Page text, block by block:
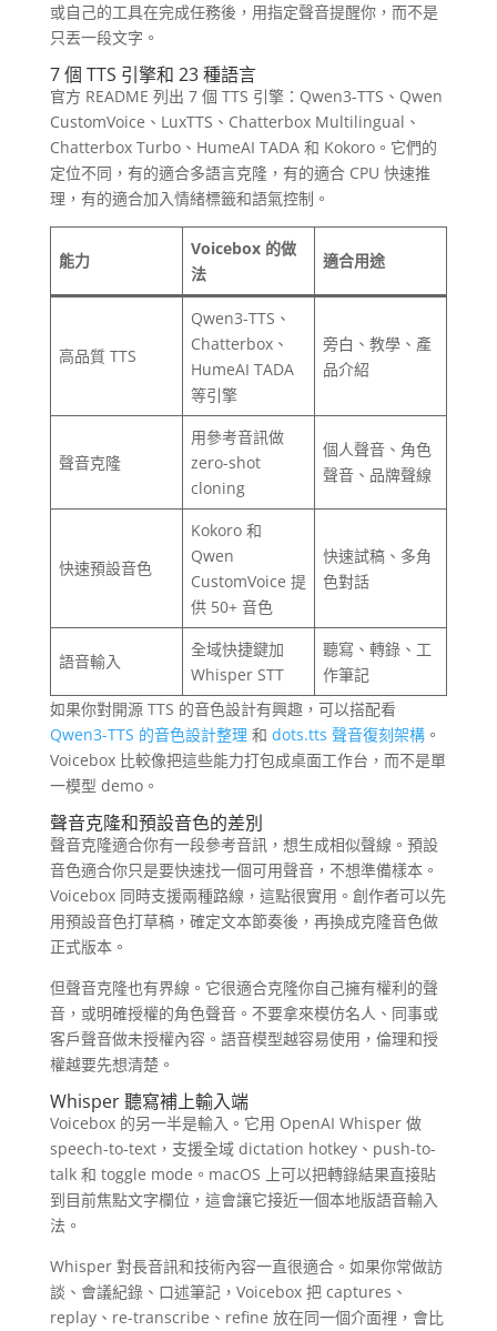
或自己的工具在完成任務後，用指定聲音提醒你，而不是
只丟一段文字。
7 個 TTS 引擎和 23 種語言
官方 README 列出 7 個 TTS 引擎：Qwen3-TTS、Qwen
CustomVoice、LuxTTS、Chatterbox Multilingual、
Chatterbox Turbo、HumeAI TADA 和 Kokoro。它們的
定位不同，有的適合多語言克隆，有的適合 CPU 快速推
理，有的適合加入情緒標籤和語氣控制。
能力
Voicebox 的做
法
適合用途
高品質 TTS
Qwen3-TTS、
Chatterbox、
HumeAI TADA
等引擎
旁白、教學、產
品介紹
聲音克隆
用參考音訊做
zero-shot
cloning
個人聲音、角色
聲音、品牌聲線
快速預設音色
Kokoro 和
Qwen
CustomVoice 提
供 50+ 音色
快速試稿、多角
色對話
語音輸入
全域快捷鍵加
Whisper STT
聽寫、轉錄、工
作筆記
如果你對開源 TTS 的音色設計有興趣，可以搭配看
Qwen3-TTS 的音色設計整理 和 dots.tts 聲音復刻架構。
Voicebox 比較像把這些能力打包成桌面工作台，而不是單
一模型 demo。
聲音克隆和預設音色的差別
聲音克隆適合你有一段參考音訊，想生成相似聲線。預設
音色適合你只是要快速找一個可用聲音，不想準備樣本。
Voicebox 同時支援兩種路線，這點很實用。創作者可以先
用預設音色打草稿，確定文本節奏後，再換成克隆音色做
正式版本。
但聲音克隆也有界線。它很適合克隆你自己擁有權利的聲
音，或明確授權的角色聲音。不要拿來模仿名人、同事或
客戶聲音做未授權內容。語音模型越容易使用，倫理和授
權越要先想清楚。
Whisper 聽寫補上輸入端
Voicebox 的另一半是輸入。它用 OpenAI Whisper 做
speech-to-text，支援全域 dictation hotkey、push-to-
talk 和 toggle mode。macOS 上可以把轉錄結果直接貼
到目前焦點文字欄位，這會讓它接近一個本地版語音輸入
法。
Whisper 對長音訊和技術內容一直很適合。如果你常做訪
談、會議紀錄、口述筆記，Voicebox 把 captures、
replay、re-transcribe、refine 放在同一個介面裡，會比